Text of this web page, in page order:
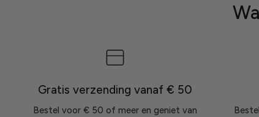
Gratis verzending vanaf € 50
Bestel voor € 50 of meer en geniet van